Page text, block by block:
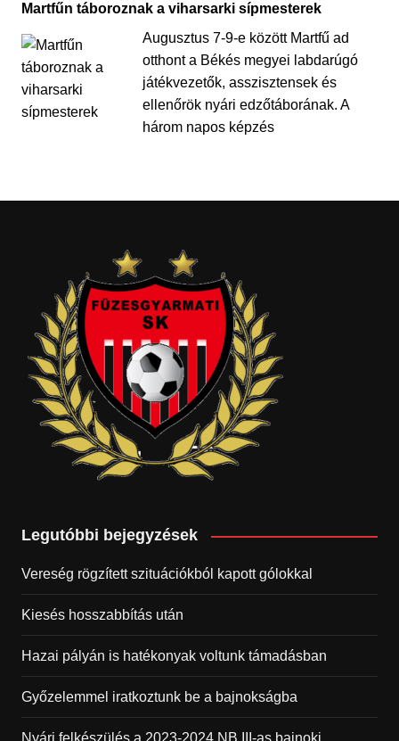
Martfűn táboroznak a viharsarki sípmesterek
Augusztus 7-9-e között Martfű ad
otthont a Békés megyei labdarúgó
játékvezetők, asszisztensek és
ellenőrök nyári edzőtáborának. A
három napos képzés
Legutóbbi bejegyzések
Vereség rögzített szituációkból kapott gólokkal
Kiesés hosszabbítás után
Hazai pályán is hatékonyak voltunk támadásban
Győzelemmel iratkoztunk be a bajnokságba
Nyári felkészülés a 2023-2024 NB III-as bajnoki